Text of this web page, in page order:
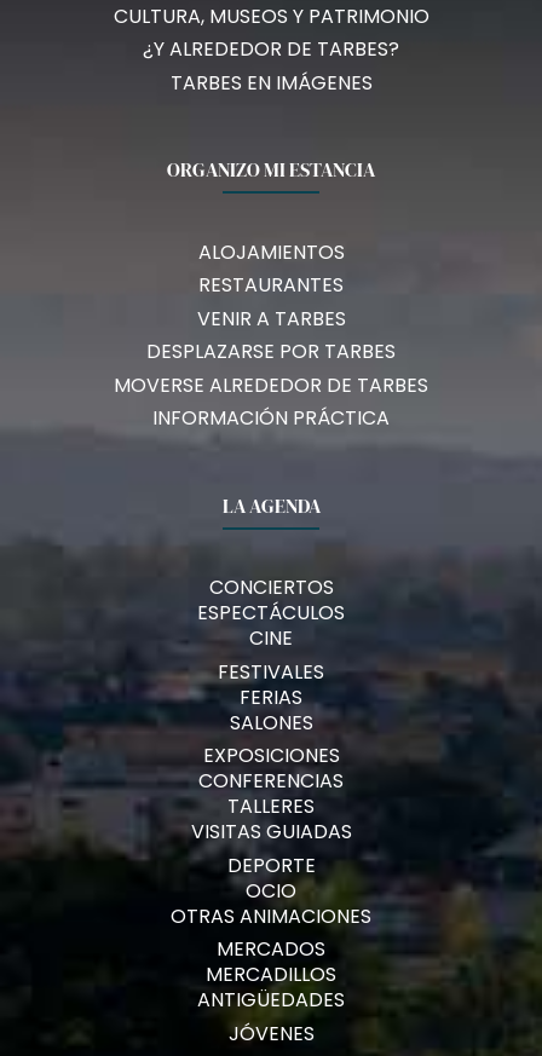
CULTURA, MUSEOS Y PATRIMONIO
¿Y ALREDEDOR DE TARBES?
TARBES EN IMÁGENES
ORGANIZO MI ESTANCIA
ALOJAMIENTOS
RESTAURANTES
VENIR A TARBES
DESPLAZARSE POR TARBES
MOVERSE ALREDEDOR DE TARBES
INFORMACIÓN PRÁCTICA
LA AGENDA
CONCIERTOS
ESPECTÁCULOS
CINE
FESTIVALES
FERIAS
SALONES
EXPOSICIONES
CONFERENCIAS
TALLERES
VISITAS GUIADAS
DEPORTE
OCIO
OTRAS ANIMACIONES
MERCADOS
MERCADILLOS
ANTIGÜEDADES
JÓVENES